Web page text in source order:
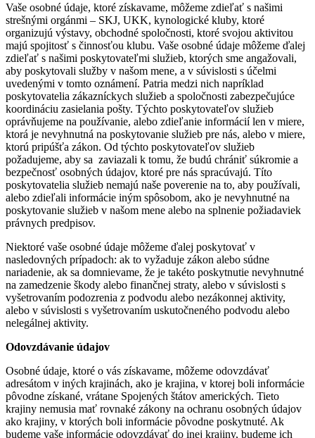
Vaše osobné údaje, ktoré získavame, môžeme zdieľať s našimi
strešnými orgánmi – SKJ, UKK, kynologické kluby, ktoré
organizujú výstavy, obchodné spoločnosti, ktoré svojou aktivitou
majú spojitosť s činnosťou klubu. Vaše osobné údaje môžeme ďalej
zdieľať s našimi poskytovateľmi služieb, ktorých sme angažovali,
aby poskytovali služby v našom mene, a v súvislosti s účelmi
uvedenými v tomto oznámení. Patria medzi nich napríklad
poskytovatelia zákazníckych služieb a spoločnosti zabezpečujúce
koordináciu zasielania pošty. Týchto poskytovateľov služieb
oprávňujeme na používanie, alebo zdieľanie informácií len v miere,
ktorá je nevyhnutná na poskytovanie služieb pre nás, alebo v miere,
ktorú pripúšťa zákon. Od týchto poskytovateľov služieb
požadujeme, aby sa zaviazali k tomu, že budú chrániť súkromie a
bezpečnosť osobných údajov, ktoré pre nás spracúvajú. Títo
poskytovatelia služieb nemajú naše poverenie na to, aby používali,
alebo zdieľali informácie iným spôsobom, ako je nevyhnutné na
poskytovanie služieb v našom mene alebo na splnenie požiadaviek
právnych predpisov.
Niektoré vaše osobné údaje môžeme ďalej poskytovať v
nasledovných prípadoch: ak to vyžaduje zákon alebo súdne
nariadenie, ak sa domnievame, že je takéto poskytnutie nevyhnutné
na zamedzenie škody alebo finančnej straty, alebo v súvislosti s
vyšetrovaním podozrenia z podvodu alebo nezákonnej aktivity,
alebo v súvislosti s vyšetrovaním uskutočneného podvodu alebo
nelegálnej aktivity.
Odovzdávanie údajov
Osobné údaje, ktoré o vás získavame, môžeme odovzdávať
adresátom v iných krajinách, ako je krajina, v ktorej boli informácie
pôvodne získané, vrátane Spojených štátov amerických. Tieto
krajiny nemusia mať rovnaké zákony na ochranu osobných údajov
ako krajiny, v ktorých boli informácie pôvodne poskytnuté. Ak
budeme vaše informácie odovzdávať do inej krajiny, budeme ich